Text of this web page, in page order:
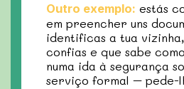
Outro exemplo: estás
em preencher uns
identificas a tua
confias e que sabe
numa ida à segurança
serviço formal – pede-